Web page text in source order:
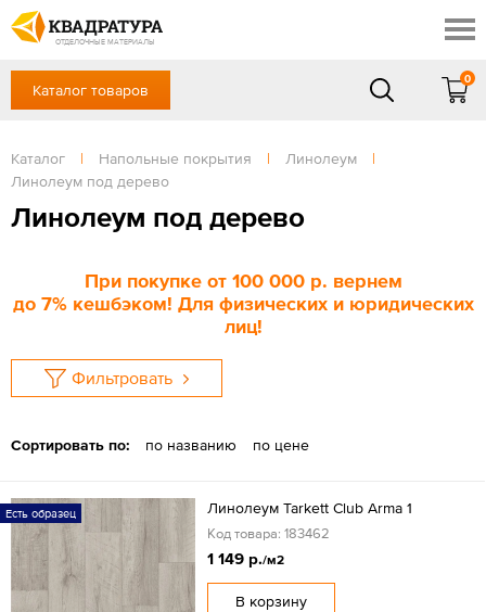
ОТДЕЛОЧНЫЕ МАТЕРИАЛЫ
Профи
Контакты
Доставка и оплата
Выставочный зал
Готовые решения
+7 (383) 209-98-97
Сб, Вс — выходной
ЗАКАЗАТЬ ЗВОНОК
Каталог товаров
0
Каталог | Напольные покрытия | Линолеум
|
Линолеум под дерево
Линолеум под дерево
При покупке от 100 000 р. вернем
до 7% кешбэком! Для физических и юридических
лиц!
Фильтровать
Сортировать по: по названию по цене
Есть образец Линолеум Tarkett Club Arma 1
Код товара: 183462
1 149 р./м2
В корзину